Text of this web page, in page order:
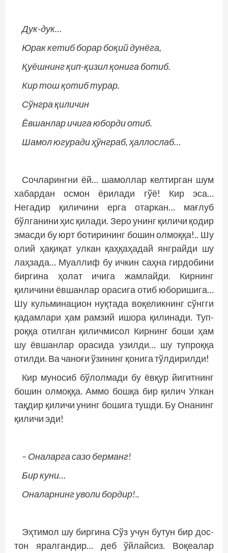
Дук-дук…
Юрак кетиб борар боқий дунёга,
Қуёшнинг қип-қизил қонига ботиб.
Кир тош қотиб турар.
Сўнгра қиличин
Ёвшанлар ичига юборди отиб.
Шамол югуради ҳўнграб, ҳаллослаб…
Сочларингни ёй… шамоллар келтирган шум
хабардан осмон ёрилади гўё! Кир эса…
Негадир қиличини ерга отаркан… мағлуб
бўлганини ҳис қилади. Зеро унинг қиличи қодир
эмасди бу юрт ботирининг бошин олмоққа!.. Шу
олий ҳақиқат улкан қаҳқаҳадай янграйди шу
лаҳзада… Муаллиф бу ичкин саҳна гирдобини
биргина ҳолат ичига жамлайди. Кирнинг
қиличини ёвшанлар орасига отиб юборишига…
Шу кульминацион нуқтада воқеликнинг сўнгги
қадамлари ҳам рамзий ишора қилинади. Туп­
роққа отилган қиличмисол Кирнинг боши ҳам
шу ёвшанлар орасида узилди… шу тупроққа
отилди. Ва чаноғи ўзининг қонига тўлдирилди!
Кир муносиб бўлолмади бу ёвқур йигитнинг
бошин олмоққа. Аммо бошқа бир қилич Улкан
тақдир қиличи унинг бошига тушди. Бу Онанинг
қиличи эди!
– Оналарга сазо берманг!
Бир куни…
Оналарнинг уволи бордир!..
Эҳтимол шу биргина Сўз учун бутун бир дос­
тон яралгандир… деб ўйлайсиз. Воқеалар